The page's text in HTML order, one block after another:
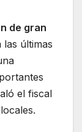
de gran
últimas
el fiscal